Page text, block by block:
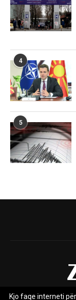
4
5
Kjo faqe interneti